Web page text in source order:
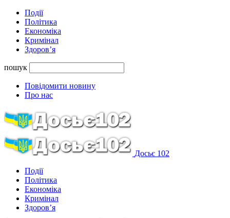
Події
Політика
Економіка
Кримінал
Здоров’я
пошук
Повідомити новину
Про нас
Досьє 102
Події
Політика
Економіка
Кримінал
Здоров’я